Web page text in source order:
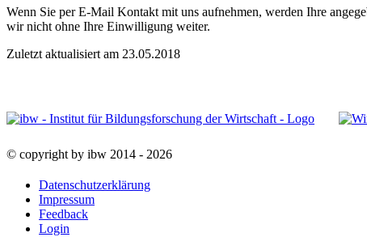
Wenn Sie per E-Mail Kontakt mit uns aufnehmen, werden Ihre
wir nicht ohne Ihre Einwilligung weiter.
Zuletzt aktualisiert am 23.05.2018
© copyright by ibw 2014 - 2026
Datenschutzerklärung
Impressum
Feedback
Login